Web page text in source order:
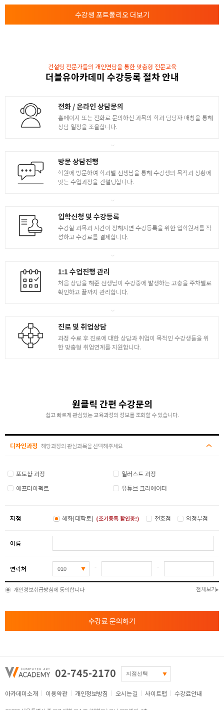
수강생 포트폴리오 더보기
컨설팅 전문가들의 개인면담을 통한 맞춤형 전문교육
더블유아카데미 수강등록 절차 안내
전화 / 온라인 상담문의
홈페이지 또는 전화로 문의하신 과목의 학과 담당자 매칭을 통해
상담 일정을 조율합니다.
방문 상담진행
학원에 방문하여 학과별 선생님을 통해 수강생의 목적과 상황에
맞는 수업과정을 컨설팅합니다.
입학신청 및 수강등록
수강할 과목과 시간이 정해지면 수강등록을 위한 입학원서를 작
성하고 수강료를 결제합니다.
1:1 수업진행 관리
처음 상담을 해준 선생님이 수강중에 발생하는 고충을 주차별로
확인하고 끝까지 관리합니다.
진로 및 취업상담
과정 수료 후 진로에 대한 상담과 취업이 목적인 수강생들을 위
한 맞춤형 취업연계를 지원합니다.
원클릭 간편 수강문의
쉽고 빠르게 관심있는 교육과정의 정보를 조회할 수 있습니다.
디자인과정 해당과정의 관심과목을 선택해주세요
포토샵 과정
일러스트 과정
에프터이펙트
유튜브 크리에이터
지점 혜화[대학로] (조기등록 할인중!) 천호점 의정부점
이름
연락처 - -
개인정보취급방침에 동의합니다 전체보기
수강료 문의하기
02-745-2170
아카데미소개 이용약관 개인정보방침 오시는길 사이트맵 수강료안내